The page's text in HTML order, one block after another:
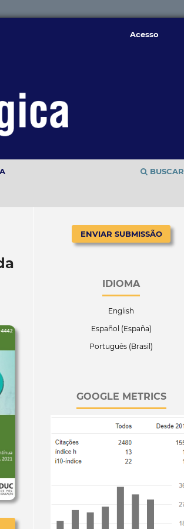
BUSCAR
Acesso
ENVIAR SUBMISSÃO
IDIOMA
English
Español (España)
Português (Brasil)
GOOGLE METRICS